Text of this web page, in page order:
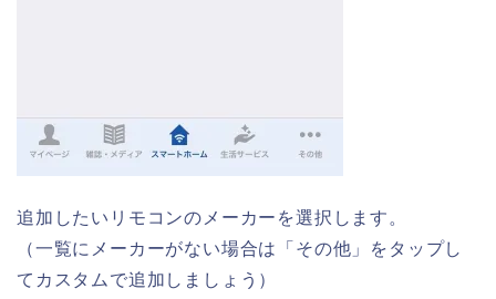
追加したいリモコンのメーカーを選択します。
（一覧にメーカーがない場合は「その他」をタップし
てカスタムで追加しましょう）